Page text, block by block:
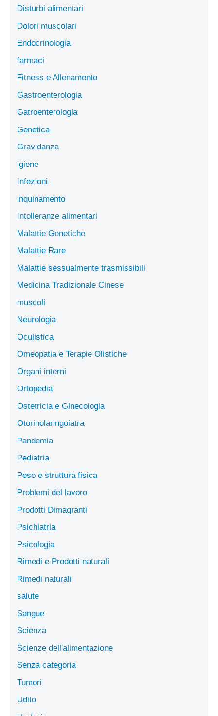
Disturbi alimentari
Dolori muscolari
Endocrinologia
farmaci
Fitness e Allenamento
Gastroenterologia
Gatroenterologia
Genetica
Gravidanza
igiene
Infezioni
inquinamento
Intolleranze alimentari
Malattie Genetiche
Malattie Rare
Malattie sessualmente trasmissibili
Medicina Tradizionale Cinese
muscoli
Neurologia
Oculistica
Omeopatia e Terapie Olistiche
Organi interni
Ortopedia
Ostetricia e Ginecologia
Otorinolaringoiatra
Pandemia
Pediatria
Peso e struttura fisica
Problemi del lavoro
Prodotti Dimagranti
Psichiatria
Psicologia
Rimedi e Prodotti naturali
Rimedi naturali
salute
Sangue
Scienza
Scienze dell'alimentazione
Senza categoria
Tumori
Udito